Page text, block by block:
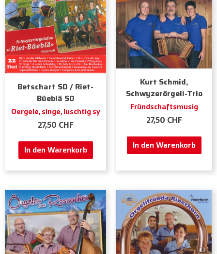
Betschart SD / Riet-
Büeblä SD
Oergele, singe, luschtig sy
27,50 CHF
In den Warenkorb
Kurt Schmid,
Schwyzerörgeli-Trio
Fründschaftsmusig
27,50 CHF
In den Warenkorb